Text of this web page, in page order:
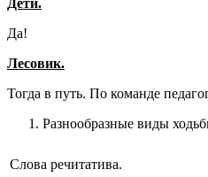
Дети.
Да!
Лесовик.
Тогда в путь. По команде
Разнообразные виды
Слова речитатива.